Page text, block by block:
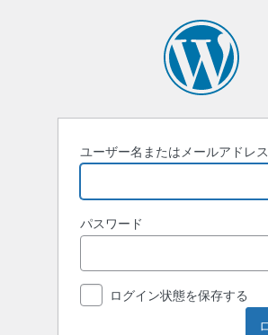
ユーザー名またはメールアドレス
パスワード
ログイン状態を保存する